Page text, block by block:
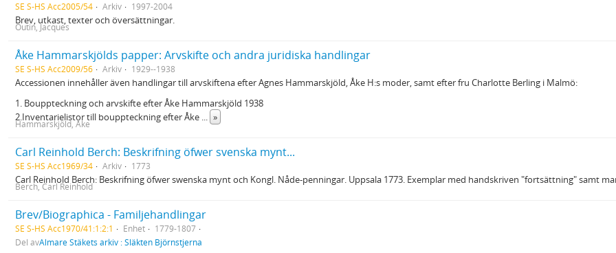
SE S-HS Acc2005/54 Arkiv 1997-2004
Brev, utkast, texter och översättningar.
Outin, Jacques
Åke Hammarskjölds papper: Arvskifte och andra juridiska handlingar
SE S-HS Acc2009/56 Arkiv 1929--1938
Accessionen innehåller även handlingar till arvskiftena efter Agnes Hammarskjöld, Åke H:s moder, samt efter fru Charlotte Berling i Malmö:
1. Bouppteckning och arvskifte efter Åke Hammarskjöld 1938
2.Inventarielistor till bouppteckning efter Åke ... »
Hammarskjöld, Åke
Carl Reinhold Berch: Beskrifning öfwer svenska mynt...
SE S-HS Acc1969/34 Arkiv 1773
Carl Reinhold Berch: Beskrifning öfwer swenska mynt och Kongl. Nåde-penningar. Uppsala 1773. Exemplar med handskriven "fortsättning" samt
Berch, Carl Reinhold
Brev/Biographica - Familjehandlingar
SE S-HS Acc1970/41:1:2:1 Enhet
1779-1807
Del avAlmare Stäkets arkiv : Släkten Björnstjerna